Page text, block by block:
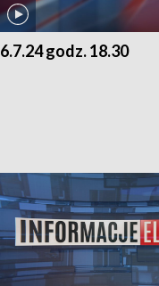
6.7.24 godz. 18.30